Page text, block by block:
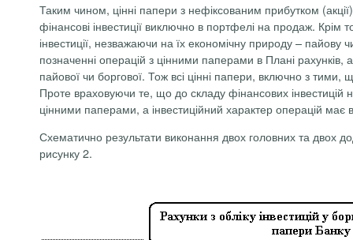
Таким чином, цінні папери з нефіксованим прибутком
фінансові інвестиції виключно в портфелі на продаж.
інвестиції, незважаючи на їх економічну природу – пайову
позначенні операцій з цінними паперами в Плані рахунків,
пайової чи боргової. Тож всі цінні папери, включно з
Проте враховуючи те, що до складу фінансових інвестицій
цінними паперами, а інвестиційний характер операцій має
Схематично результати виконання двох головних та двох
рисунку 2.